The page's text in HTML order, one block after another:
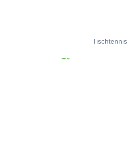
Tischtennis